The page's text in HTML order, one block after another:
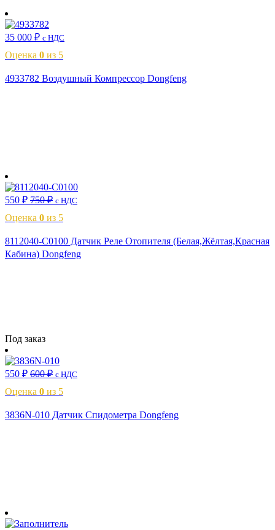
35 000 ₽ с НДС
Оценка 0 из 5
4933782 Воздушный Компрессор Dongfeng
550 ₽ 750₽ с НДС
Оценка 0 из 5
8112040-C0100 Датчик Реле Отопителя (Белая,Жёлтая,Красная
Кабина) Dongfeng
Под заказ
550 ₽ 600₽ с НДС
Оценка 0 из 5
3836N-010 Датчик Спидометра Dongfeng